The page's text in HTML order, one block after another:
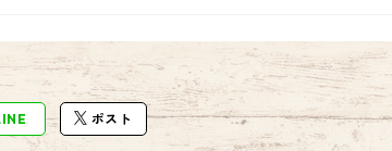
ポスト